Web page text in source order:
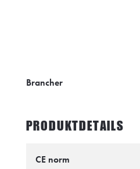
Brancher
PRODUKTDETAILS
CE norm